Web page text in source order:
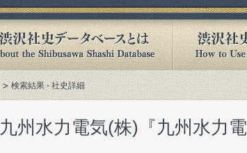
検索結果 - 社史詳細
九州水力電気(株)『九州水力